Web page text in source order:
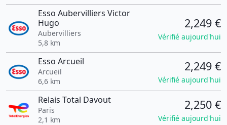
Esso Aubervilliers Victor
Hugo
Aubervilliers
5,8 km
2,249 €
Vérifié aujourd'hui
Esso Arcueil
Arcueil
6,6 km
2,249 €
Vérifié aujourd'hui
Relais Total Davout
Paris
2,1 km
2,250 €
Vérifié aujourd'hui